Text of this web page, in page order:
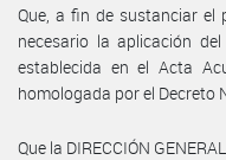
Que, a fin de sustanciar el
necesario la aplicación
establecida en el Acta
homologada por el Decreto
Que la DIRECCIÓN